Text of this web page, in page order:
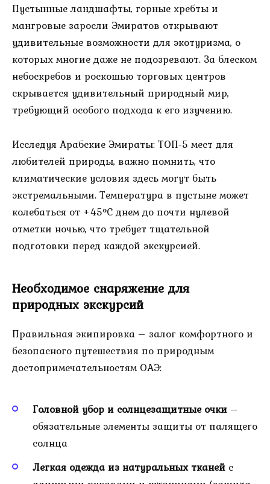
Пустынные ландшафты, горные хребты и
мангровые заросли Эмиратов открывают
удивительные возможности для экотуризма, о
которых многие даже не подозревают. За блеском
небоскребов и роскошью торговых центров
скрывается удивительный природный мир,
требующий особого подхода к его изучению.
Исследуя Арабские Эмираты: ТОП-5 мест для
любителей природы, важно помнить, что
климатические условия здесь могут быть
экстремальными. Температура в пустыне может
колебаться от +45°C днем до почти нулевой
отметки ночью, что требует тщательной
подготовки перед каждой экскурсией.
Необходимое снаряжение для
природных экскурсий
Правильная экипировка – залог комфортного и
безопасного путешествия по природным
достопримечательностям ОАЭ:
Головной убор и солнцезащитные очки –
обязательные элементы защиты от палящего
солнца
Легкая одежда из натуральных тканей с